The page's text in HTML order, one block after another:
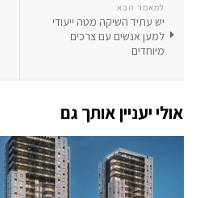
למאמר הבא
יש עתיד השיקה מטה ייעודי
למען אנשים עם צרכים
מיוחדים
אולי יעניין אותך גם